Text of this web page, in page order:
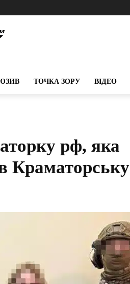
ТОЧКА ЗОРУ ВІДЕО
рф, яка
Краматорську